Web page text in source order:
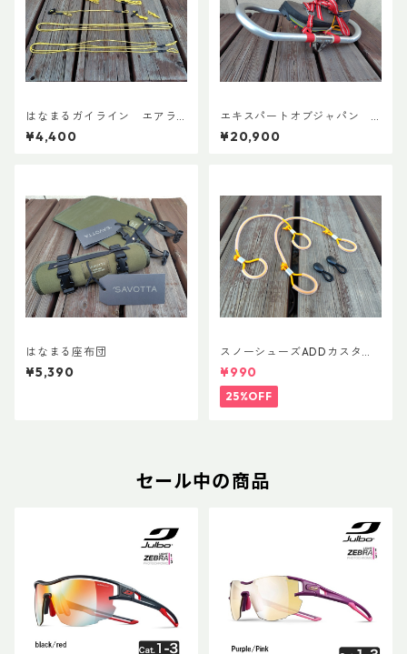
はなまるガイライン エアラ
イズ張り綱セット
¥4,400
エキスパートオブジャパン
スノーシューズL ADDカスタ
ムVer.5
¥20,900
はなまる座布団
¥5,390
スノーシューズADDカスタム
Ver.5用 オリジナルカスタムヒ
ールパーツ
¥990
25%OFF
セール中の商品